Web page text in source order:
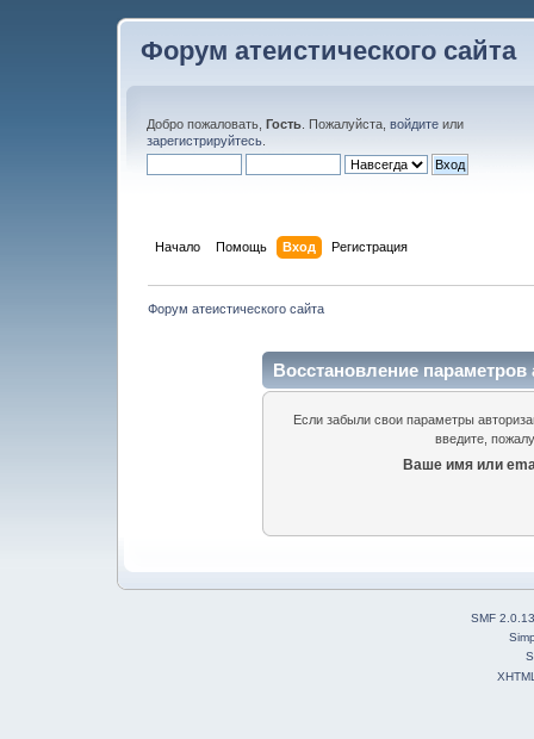
Форум атеистического сайта
Добро пожаловать, Гость . Пожалуйста, войдите или
зарегистрируйтесь
Начало Помощь Вход Регистрация
Форум атеистического сайта
Восстановление параметров
Если забыли свои параметры
введите,
Ваше имя или
SMF 2.0.13